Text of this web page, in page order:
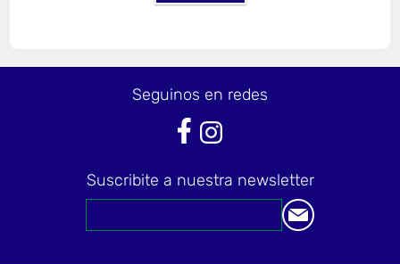
Seguinos en redes
Suscribite a nuestra newsletter